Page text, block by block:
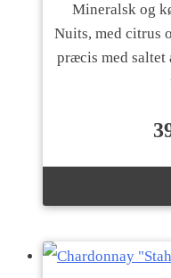
Mineralsk og
Nuits, med citrus
præcis med